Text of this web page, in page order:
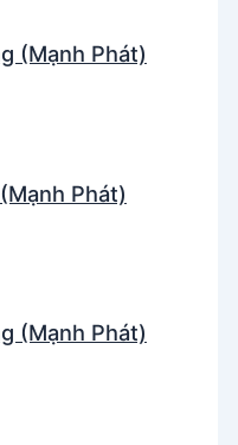
(Mạnh Phát)
Phát)
(Mạnh Phát)